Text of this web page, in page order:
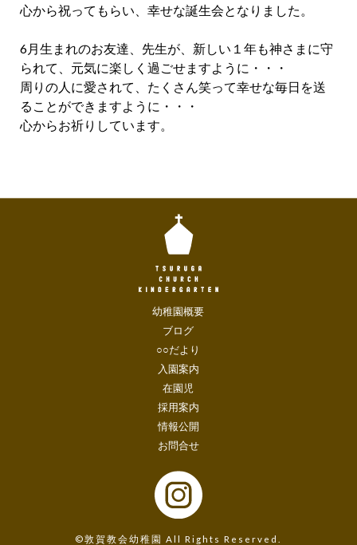
心から祝ってもらい、幸せな誕生会となりました。
6月生まれのお友達、先生が、新しい１年も神さまに守
られて、元気に楽しく過ごせますように・・・
周りの人に愛されて、たくさん笑って幸せな毎日を送
ることができますように・・・
心からお祈りしています。
幼稚園概要
ブログ
○○だより
入園案内
在園児
採用案内
情報公開
お問合せ
©敦賀教会幼稚園 All Rights Reserved.